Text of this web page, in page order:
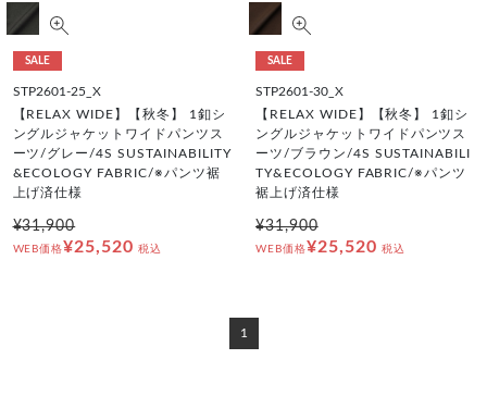
SALE
STP2601-25_X
【RELAX WIDE】【秋冬】 1釦シ
ングルジャケットワイドパンツス
ーツ/グレー/4S SUSTAINABILITY
&ECOLOGY FABRIC/※パンツ裾
上げ済仕様
¥31,900
WEB価格¥25,520 税込
SALE
STP2601-30_X
【RELAX WIDE】【秋冬】 1釦シ
ングルジャケットワイドパンツス
ーツ/ブラウン/4S SUSTAINABILI
TY&ECOLOGY FABRIC/※パンツ
裾上げ済仕様
¥31,900
WEB価格¥25,520 税込
1